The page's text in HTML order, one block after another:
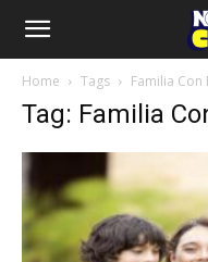
Home Tags Familia Con
Tag: Familia